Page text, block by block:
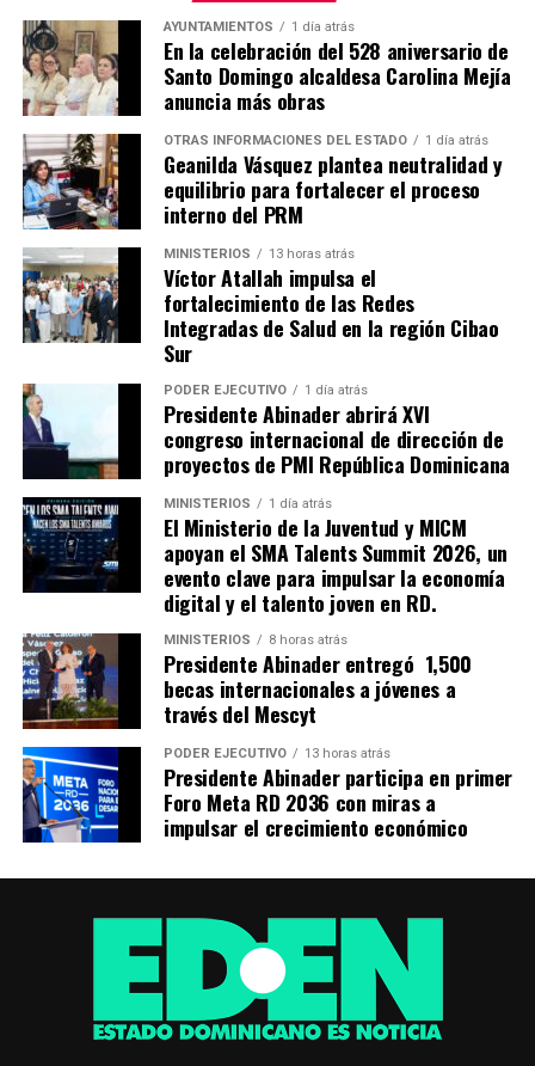
AYUNTAMIENTOS 1 día atrás
En la celebración del 528 aniversario de
Santo Domingo alcaldesa Carolina Mejía
anuncia más obras
OTRAS INFORMACIONES DEL ESTADO 1 día atrás
Geanilda Vásquez plantea neutralidad y
equilibrio para fortalecer el proceso
interno del PRM
MINISTERIOS 13 horas atrás
Víctor Atallah impulsa el
fortalecimiento de las Redes
Integradas de Salud en la región Cibao
Sur
PODER EJECUTIVO 1 día atrás
Presidente Abinader abrirá XVI
congreso internacional de dirección de
proyectos de PMI República Dominicana
MINISTERIOS 1 día atrás
El Ministerio de la Juventud y MICM
apoyan el SMA Talents Summit 2026, un
evento clave para impulsar la economía
digital y el talento joven en RD.
MINISTERIOS 8 horas atrás
Presidente Abinader entregó 1,500
becas internacionales a jóvenes a
través del Mescyt
PODER EJECUTIVO 13 horas atrás
Presidente Abinader participa en primer
Foro Meta RD 2036 con miras a
impulsar el crecimiento económico